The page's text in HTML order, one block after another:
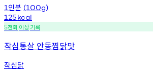
1 인분 (100g)
125kcal
5천회 이상기록
작심통살 안동찜닭맛
작심닭